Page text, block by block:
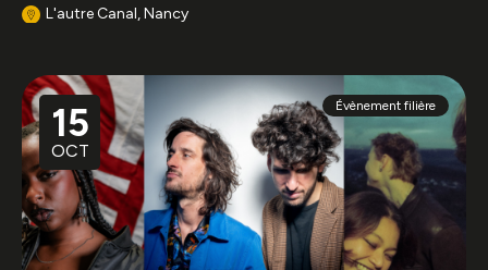
L'autre Canal, Nancy
15
OCT
Évènement filière